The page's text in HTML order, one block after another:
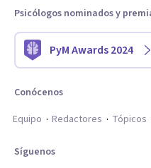
Psicólogos nominados y
PyM Awards 2024
Conócenos
Equipo
Redactores Tópicos
Síguenos